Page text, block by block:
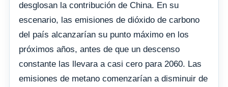
desglosan la contribución de China. En su
escenario, las emisiones de dióxido de carbono
del país alcanzarían su punto máximo en los
próximos años, antes de que un descenso
constante las llevara a casi cero para 2060. Las
emisiones de metano comenzarían a disminuir de